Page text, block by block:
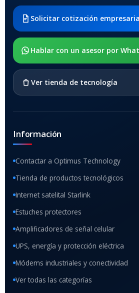
2021
x205
Solicitar cotización
Hablar con un asesor por
Ver tienda de tecnología
Información
Contactar a Optimus Technology
Tienda de productos tecnológicos
Internet satelital Starlink
Estuches protectores
Amplificadores de señal celular
UPS, energía y protección eléctrica
Módems industriales y conectividad
Ver todas las categorías